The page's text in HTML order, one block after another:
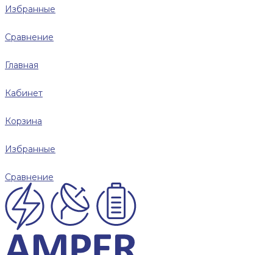
Избранные
Сравнение
Главная
Кабинет
Корзина
Избранные
Сравнение